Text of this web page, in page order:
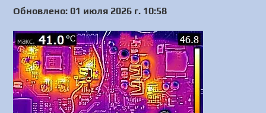
Обновлено: 01 июля 2026 г. 10:58